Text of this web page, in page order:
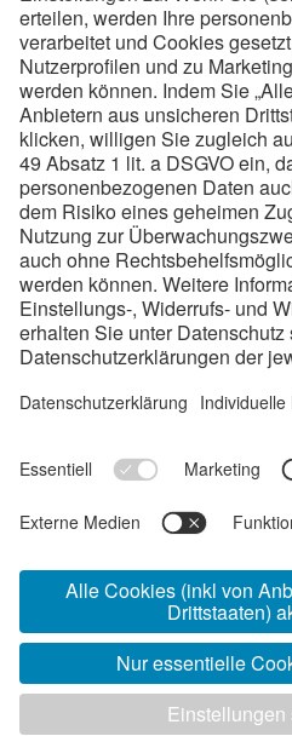
Über voestalpine Precision
voestalpine Precision Strip ist
kaltgewalzten
Qualitätsanforderungen. Mit
Vertriebsgesellschaften in
USA, sowie Vertriebstöchtern
erwirtschaftet das
Mitarbeiterinnen und
Millionen € und exportiert in
© 2026 voestalpine Precision Strip